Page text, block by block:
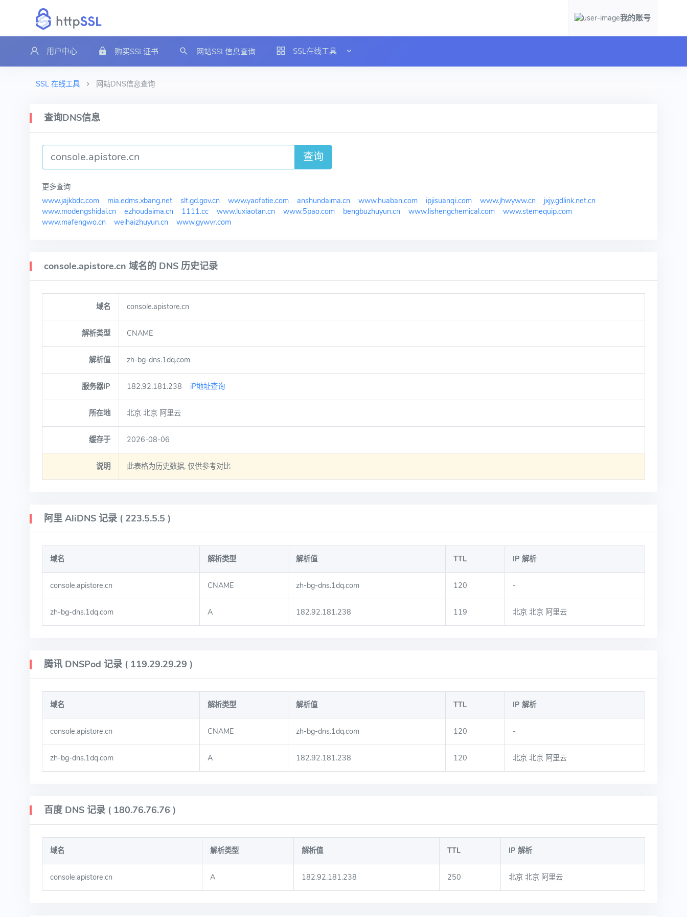
我的账号
用户中心 购买SSL证书 网站SSL信息查询 SSL在线工具
SSL 在线工具 网站DNS信息查询
查询DNS信息
查询
更多查询
www.jajkbdc.com
mia.edms.xbang.net slt.gd.gov.cn www.yaofatie.com anshundaima.cn www.huaban.com ipjisuanqi.com www.jhwyww.cn
jxjy.gdlink.net.cn
www.modengshidai.cn
ezhoudaima.cn 1111.cc www.luxiaotan.cn www.5pao.com bengbuzhuyun.cn www.lishengchemical.com
www.stemequip.com
www.mafengwo.cn
weihaizhuyun.cn www.gywvr.com
console.apistore.cn 域名的 DNS 历史记录
域名 console.apistore.cn
解析类型 CNAME
解析值 zh-bg-dns.1dq.com
服务器IP 182.92.181.238 iP地址查询
所在地 北京 北京 阿里云
缓存于 2026-08-06
说明 此表格为历史数据, 仅供参考对比
阿里 AliDNS 记录 ( 223.5.5.5 )
域名 解析类型 解析值 TTL IP 解析
console.apistore.cn CNAME zh-bg-dns.1dq.com 120 -
zh-bg-dns.1dq.com A 182.92.181.238 119 北京 北京 阿里云
腾讯 DNSPod 记录 ( 119.29.29.29 )
域名 解析类型 解析值 TTL IP 解析
console.apistore.cn CNAME zh-bg-dns.1dq.com 120 -
zh-bg-dns.1dq.com A 182.92.181.238 120 北京 北京 阿里云
百度 DNS 记录 ( 180.76.76.76 )
域名 解析类型 解析值 TTL IP 解析
console.apistore.cn A 182.92.181.238 250 北京 北京 阿里云